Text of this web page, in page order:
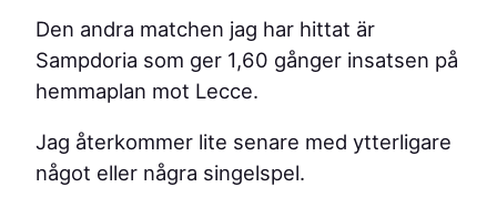
Den andra matchen jag har hittat är
Sampdoria som ger 1,60 gånger insatsen på
hemmaplan mot Lecce.
Jag återkommer lite senare med ytterligare
något eller några singelspel.